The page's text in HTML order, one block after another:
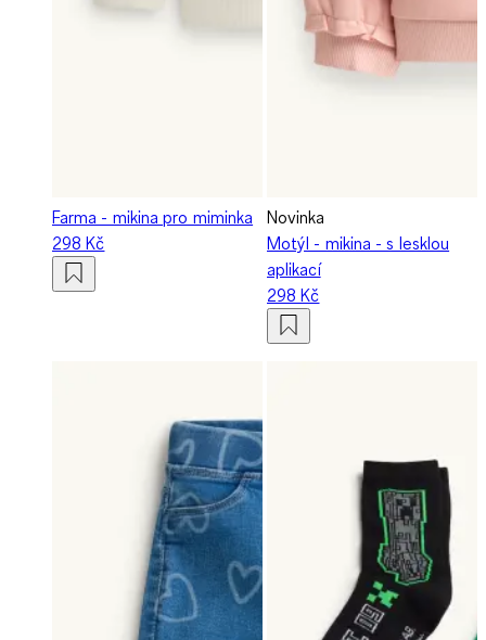
Farma - mikina pro miminka
298 Kč
Novinka
Motýl - mikina - s lesklou
aplikací
298 Kč